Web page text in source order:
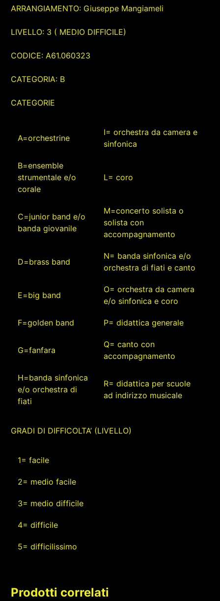
ARRANGIAMENTO: Giuseppe Mangiameli
LIVELLO: 3 ( MEDIO DIFFICILE)
CODICE: A61.060323
CATEGORIA: B
CATEGORIE
A=orchestrine
I= orchestra da camera e
sinfonica
B=ensemble
strumentale e/o
corale
L= coro
C=junior band e/o
banda giovanile
M=concerto solista o
solista con
accompagnamento
D=brass band
N= banda sinfonica e/o
orchestra di fiati e canto
E=big band
O= orchestra da camera
e/o sinfonica e coro
F=golden band P= didattica generale
G=fanfara
Q= canto con
accompagnamento
H=banda sinfonica
e/o orchestra di
fiati
R= didattica per scuole
ad indirizzo musicale
GRADI DI DIFFICOLTA’ (LIVELLO)
1= facile
2= medio facile
3= medio difficile
4= difficile
5= difficilissimo
Prodotti correlati